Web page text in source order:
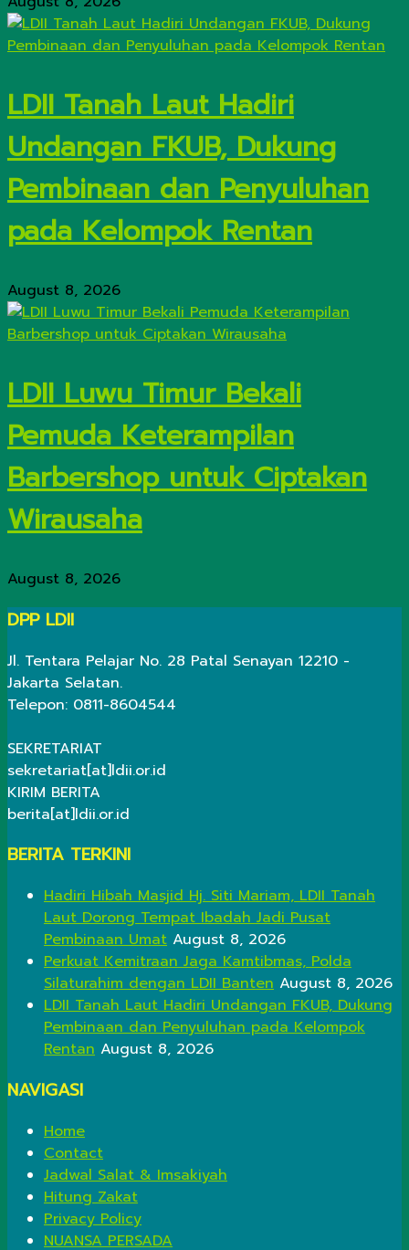
LDII Tanah Laut Hadiri
Undangan FKUB, Dukung
Pembinaan dan Penyuluhan
pada Kelompok Rentan
August 8, 2026
LDII Luwu Timur Bekali
Pemuda Keterampilan
Barbershop untuk Ciptakan
Wirausaha
August 8, 2026
DPP LDII
Jl. Tentara Pelajar No. 28 Patal Senayan 12210 -
Jakarta Selatan.
Telepon: 0811-8604544
SEKRETARIAT
sekretariat[at]ldii.or.id
KIRIM BERITA
berita[at]ldii.or.id
BERITA TERKINI
Hadiri Hibah Masjid Hj. Siti Mariam, LDII Tanah
Laut Dorong Tempat Ibadah Jadi Pusat
Pembinaan Umat August 8, 2026
Perkuat Kemitraan Jaga Kamtibmas, Polda
Silaturahim dengan LDII Banten August 8, 2026
LDII Tanah Laut Hadiri Undangan FKUB, Dukung
Pembinaan dan Penyuluhan pada Kelompok
Rentan August 8, 2026
NAVIGASI
Home
Contact
Jadwal Salat & Imsakiyah
Hitung Zakat
Privacy Policy
NUANSA PERSADA